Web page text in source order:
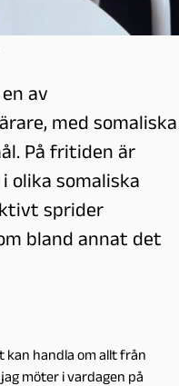
av
med somaliska
På fritiden är
olika somaliska
sprider
bland annat det
kan handla om allt från
möter i vardagen på